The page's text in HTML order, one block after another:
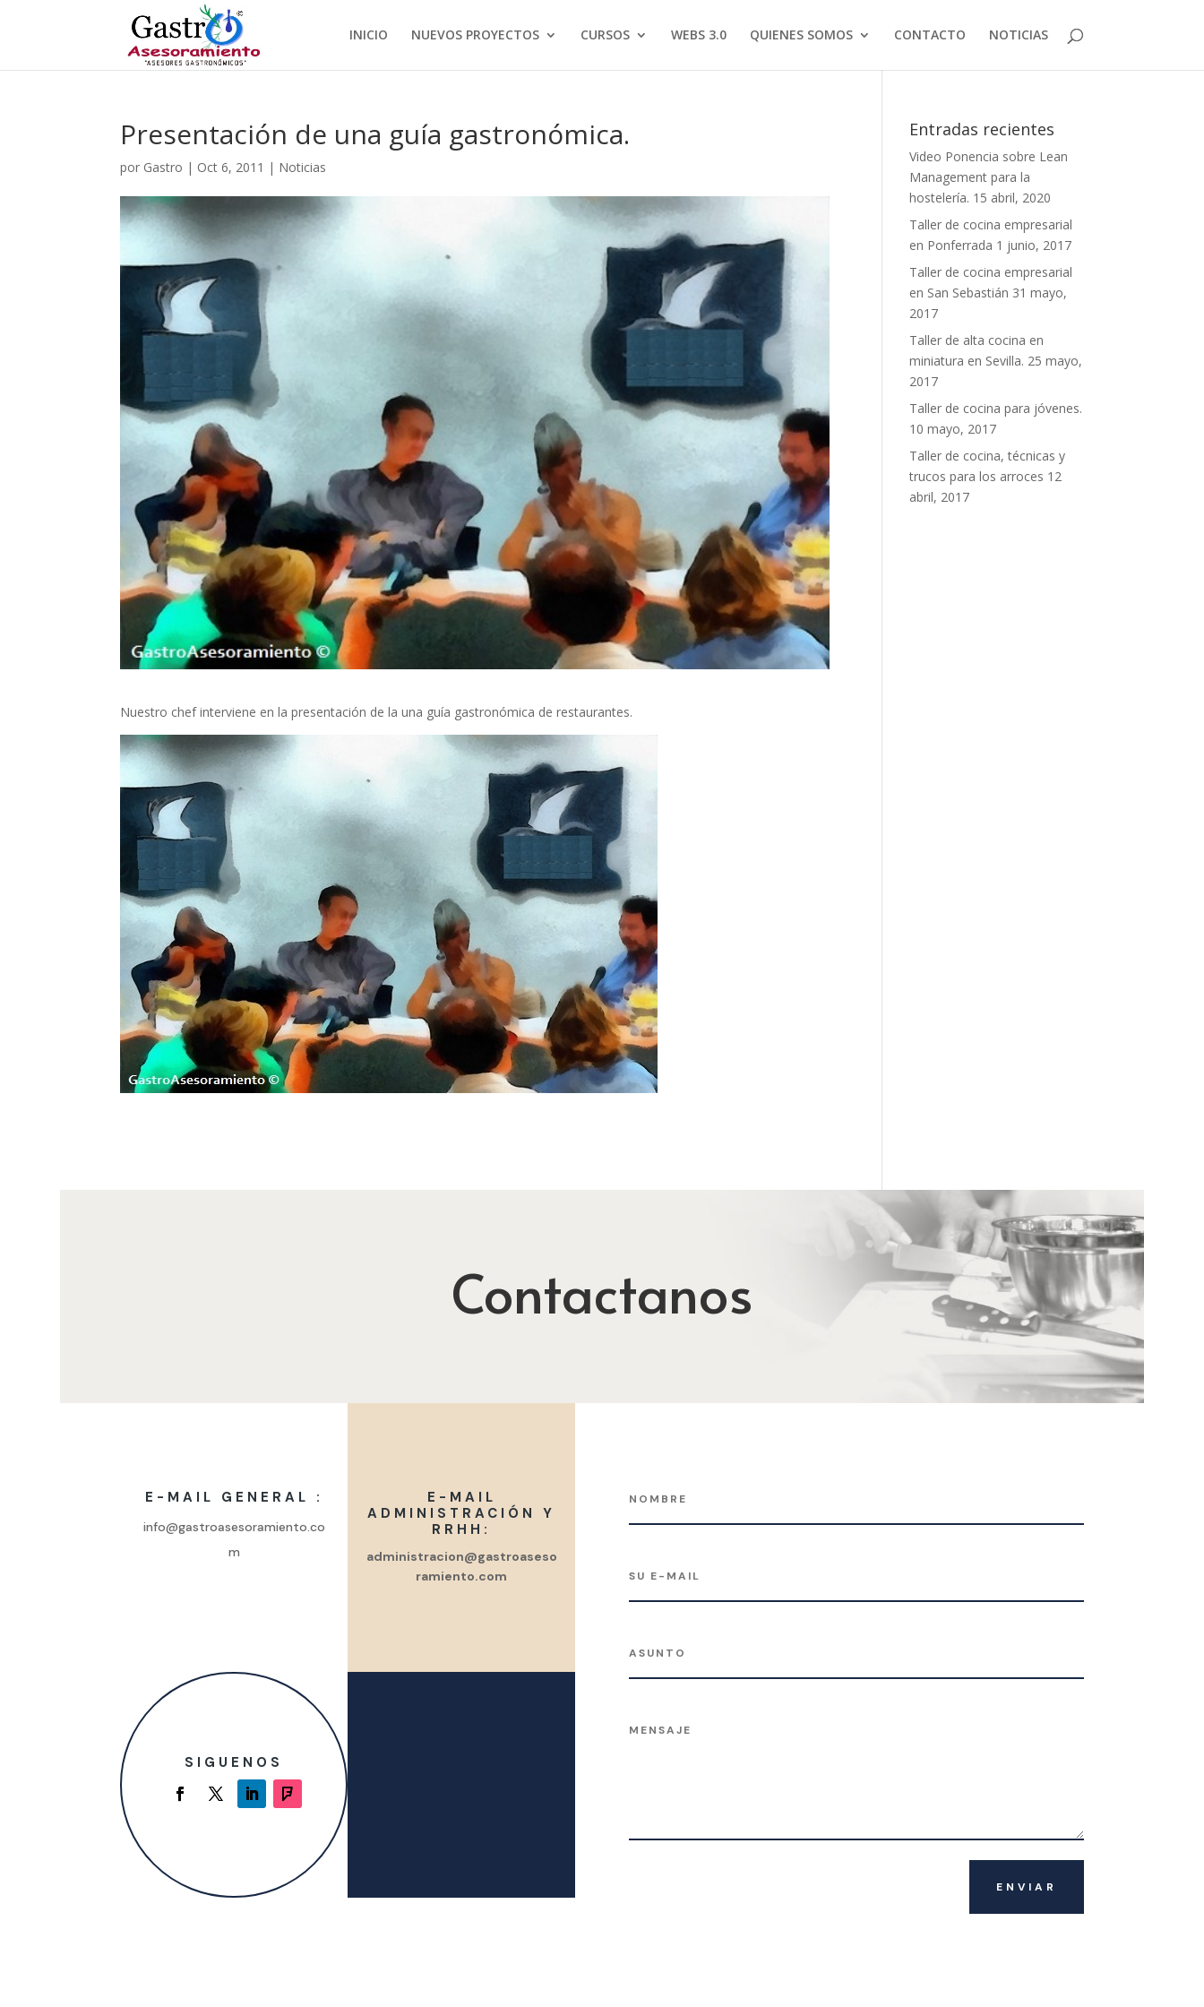
INICIO NUEVOS PROYECTOS CURSOS WEBS 3.0 QUIENES SOMOS CONTACTO NOTICIAS
Presentación de una guía gastronómica.
por Gastro | Oct 6, 2011 | Noticias
Nuestro chef interviene en la presentación de la una guía gastronómica de restaurantes.
Entradas recientes
Video Ponencia sobre Lean
Management para la
hostelería. 15 abril, 2020
Taller de cocina empresarial
en Ponferrada 1 junio, 2017
Taller de cocina empresarial
en San Sebastián 31 mayo,
2017
Taller de alta cocina en
miniatura en Sevilla. 25 mayo,
2017
Taller de cocina para jóvenes.
10 mayo, 2017
Taller de cocina, técnicas y
trucos para los arroces 12
abril, 2017
Contactanos
E-MAIL GENERAL :
info@gastroasesoramiento.co
m
E-MAIL
ADMINISTRACIÓN Y
RRHH:
administracion@gastroaseso
ramiento.com
SIGUENOS
ENVIAR